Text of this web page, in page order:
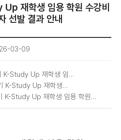
재학생 임용 학원 수강비
선발 결과 안내
03-09
K-Study Up 재학생 임용
류 안내.pdf
K-Study Up 재학생
급 신청서(서식)_
K-Study Up 재학생 임용 학원